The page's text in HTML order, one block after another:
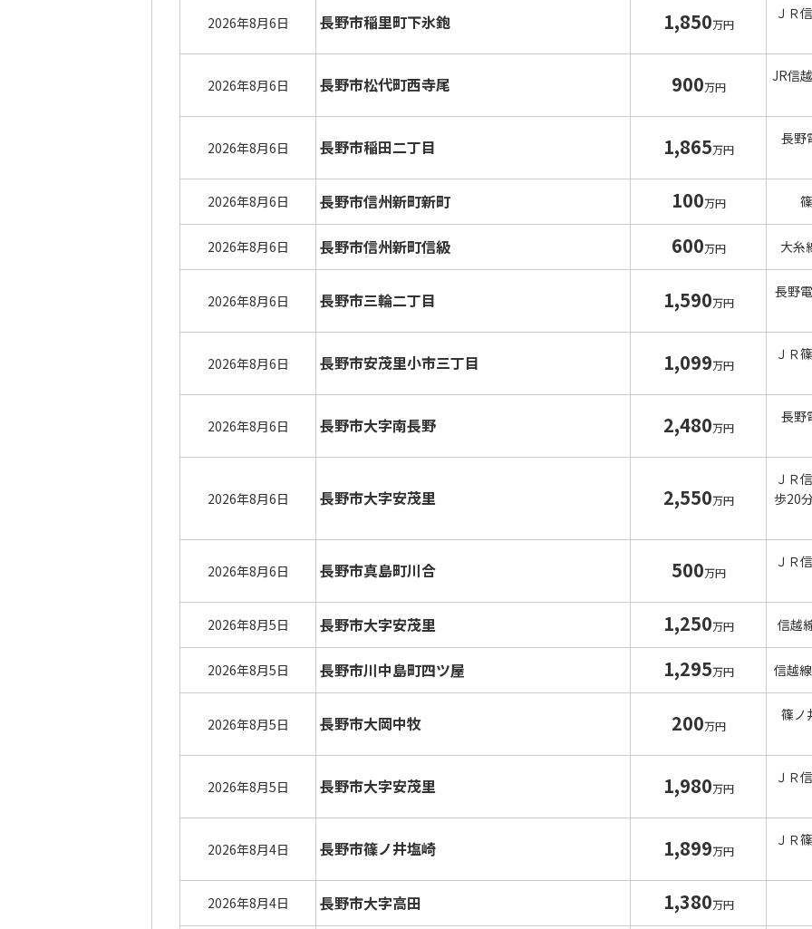
2026年8月6日 長野市稲里町下氷鉋 1,850万円
ＪＲ
2026年8月6日 長野市松代町西寺尾 900万円
JR信
2026年8月6日 長野市稲田二丁目 1,865万円
長野
2026年8月6日 長野市信州新町新町 100万円
2026年8月6日 長野市信州新町信級 600万円 大
2026年8月6日 長野市三輪二丁目 1,590万円
長野
2026年8月6日 長野市安茂里小市三丁目 1,099万円
ＪＲ
2026年8月6日 長野市大字南長野 2,480万円
長野
2026年8月6日 長野市大字安茂里 2,550万円
ＪＲ
歩20
2026年8月6日 長野市真島町川合 500万円
ＪＲ
2026年8月5日 長野市大字安茂里 1,250万円 信越
2026年8月5日 長野市川中島町四ツ屋 1,295万円 信越
2026年8月5日 長野市大岡中牧 200万円
篠
2026年8月5日 長野市大字安茂里 1,980万円
ＪＲ
2026年8月4日 長野市篠ノ井塩崎 1,899万円
ＪＲ
2026年8月4日 長野市大字高田 1,380万円